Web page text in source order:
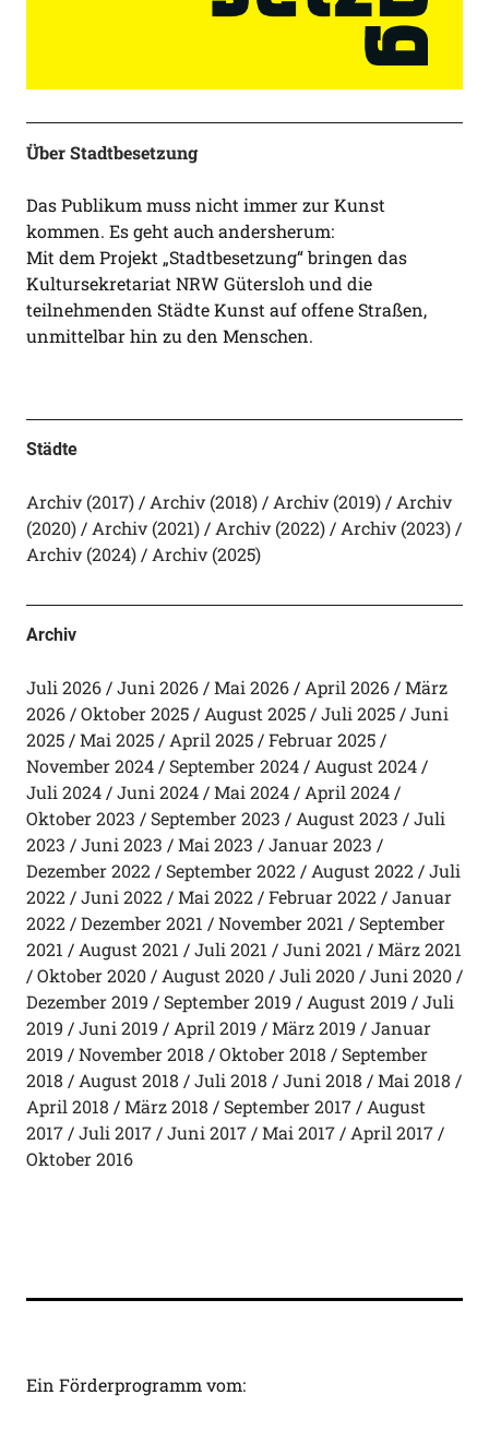
Über Stadtbesetzung
Das Publikum muss nicht immer zur Kunst
kommen. Es geht auch andersherum:
Mit dem Projekt „Stadtbesetzung“ bringen das
Kultursekretariat NRW Gütersloh und die
teilnehmenden Städte Kunst auf offene Straßen,
unmittelbar hin zu den Menschen.
Städte
Archiv (2017) Archiv (2018) Archiv (2019)
Archiv
(2020)
Archiv (2021) Archiv (2022)
Archiv (2023)
Archiv (2024)
Archiv (2025)
Archiv
Juli 2026 Juni 2026 Mai 2026 April 2026
März
2026
Oktober 2025 August 2025 Juli 2025
Juni
2025
Mai 2025 April 2025
Februar 2025
November 2024
September 2024
August 2024
Juli 2024
Juni 2024 Mai 2024
April 2024
Oktober 2023
September 2023 August 2023
Juli
2023
Juni 2023 Mai 2023
Januar 2023
Dezember 2022
September 2022 August 2022
Juli
2022
Juni 2022 Mai 2022 Februar 2022
Januar
2022
Dezember 2021 November 2021
September
2021
August 2021 Juli 2021 Juni 2021
März 2021
Oktober 2020
August 2020 Juli 2020
Juni 2020
Dezember 2019
September 2019 August 2019
Juli
2019
Juni 2019 April 2019 März 2019
Januar
2019
November 2018 Oktober 2018
September
2018
August 2018 Juli 2018 Juni 2018
Mai 2018
April 2018
März 2018 September 2017
August
2017
Juli 2017 Juni 2017 Mai 2017
April 2017
Oktober 2016
Ein Förderprogramm vom: